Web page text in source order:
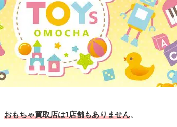
おもちゃ買取店は1店舗もありません。